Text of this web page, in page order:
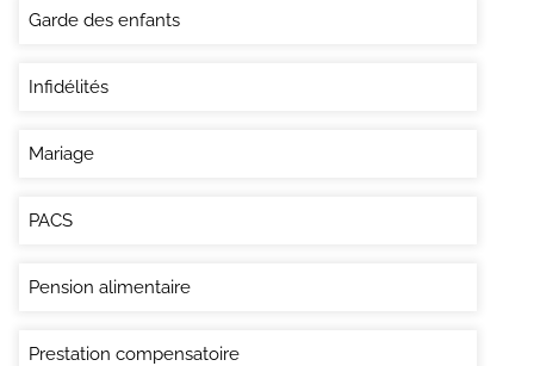
Garde des enfants
Infidélités
Mariage
PACS
Pension alimentaire
Prestation compensatoire